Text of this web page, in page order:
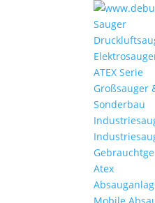
Sauger
ATEX Serie
Großsauger
Sonderbau
Atex